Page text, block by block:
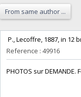
From same author ...
P., Lecoffre, 1887, in
Reference : 49916
‎PHOTOS sur